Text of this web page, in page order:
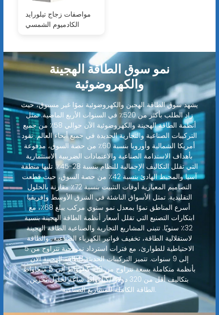
مواصفات زجاج تيلورايد
الكادميوم الشمسي
نمو سوق الطاقة الهجينة
والكهروضوئية
يشهد سوق الطاقة الهجين والكهروضوئية نموًا غير مسبوق، حيث
زاد الطلب بأكثر من 520٪ في السنوات الأربع الماضية. تمثل
أنظمة الطاقة الهجينة والكهروضوئية الآن حوالي 58٪ من جميع
التركيبات الصناعية والتجارية الجديدة في جميع أنحاء العالم. تقود
أمريكا الشمالية وأوروبا بنسبة 60٪ من حصة السوق، مدفوعة
بأهداف الاستدامة الصناعية والاعتمادات الضريبية الاستثمارية
التي تقلل التكاليف الإجمالية للنظام بنسبة 28-45٪. تليها منطقة
آسيا والمحيط الهادئ بنسبة 42٪ من حصة السوق، حيث قطعت
التصاميم المعيارية أوقات التثبيت بنسبة 72٪ مقارنة بالحلول
التقليدية. تمثل الأسواق الناشئة في الشرق الأوسط وإفريقيا
أسرع المناطق نموًا بمعدل نمو سنوي مركب يبلغ 68٪، مع
ابتكارات التصنيع التي تقلل أسعار أنظمة الطاقة الهجينة بنسبة
32٪ سنويًا. تتبنى المشاريع التجارية والصناعية الطاقة الهجينة
لاستقلالية الطاقة، تخفيف فواتير الكهرباء الصناعية، والطاقة
الاحتياطية للطوارئ، مع فترات استرداد نموذجية تتراوح من 5
إلى 9 سنوات. تتميز التركيبات الحديثة للطاقة الهجينة الآن
بأنظمة متكاملة بسعة تتراوح من 100 كيلوواط إلى 5 ميجاواط
بتكاليف أقل من 320 دولارًا/كيلوواط ساعة لحلول تخزين
الطاقة الكاملة للمشاريع الصناعية.